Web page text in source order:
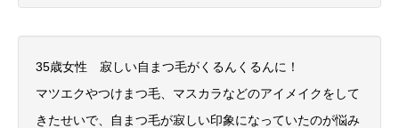
35歳女性 寂しい自まつ毛がくるんくるんに！
マツエクやつけまつ毛、マスカラなどのアイメイクをして
きたせいで、自まつ毛が寂しい印象になっていたのが悩み